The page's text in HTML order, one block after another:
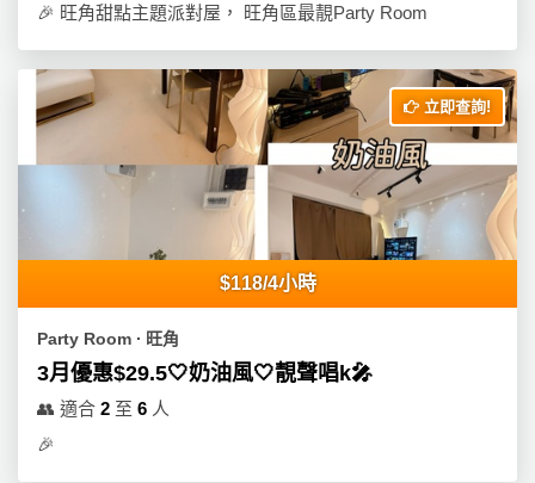
🎉 旺角甜點主題派對屋， 旺角區最靚Party Room
立即查詢!
$118/4小時
Party Room ∙ 旺角
3月優惠$29.5🤍奶油風🤍靚聲唱k🎤
👥 適合 2 至 6 人
🎉